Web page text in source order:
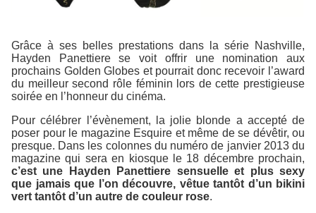
Grâce à ses belles prestations dans la série Nashville,
Hayden Panettiere se voit offrir une nomination aux
prochains Golden Globes et pourrait donc recevoir l’award
du meilleur second rôle féminin lors de cette prestigieuse
soirée en l’honneur du cinéma.
Pour célébrer l’évènement, la jolie blonde a accepté de
poser pour le magazine Esquire et même de se dévêtir, ou
presque. Dans les colonnes du numéro de janvier 2013 du
magazine qui sera en kiosque le 18 décembre prochain,
c’est une Hayden Panettiere sensuelle et plus sexy
que jamais que l’on découvre, vêtue tantôt d’un bikini
vert tantôt d’un autre de couleur rose.